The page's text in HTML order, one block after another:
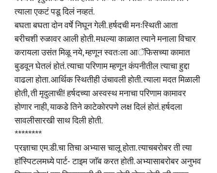
त्याला एकटं पडू दिलं नव्हतं.
बघता बघता दोन वर्षे निघून गेली. हर्षदची मनःस्थिती आता
बरीचशी रुळावर आली होती. मधल्या काळात त्याने मनाला विचार
करायला उसंत मिळू नये, म्हणून स्वतःला आॅफिसच्या कामात
बुडवून घेतलं होतं. त्याचा परिणाम म्हणून कंपनीतील त्याचा हुद्दा
वाढला होता. आर्थिक स्थितीही उंचावली होती. त्याला मदत मिळाली
होती, ती मृदुलाची! हर्षदच्या अस्वस्थ मनाचा परिणाम कामावर
होणार नाही, याकडे तिने काटेकोरपणे लक्ष दिलं होतं. हर्षदला
सावलीसारखी साथ दिली होती.
********
प्रज्ञाचा एम.डी.चा तिचा अभ्यास चालू होता. त्याचबरोबर ती त्या
हाॅस्पिटलमध्ये पार्ट- टाइम जाॅब करत होती. अभ्यासाबरोबर अनुभव